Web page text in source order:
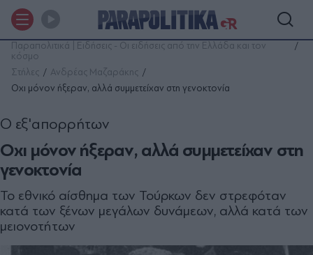
Παραπολιτικά | Ειδήσεις - Οι ειδήσεις από την Ελλάδα και τον
κόσμο
Στήλες
Ανδρέας Μαζαράκης
Οχι μόνον ήξεραν, αλλά συμμετείχαν στη γενοκτονία
Οχι μόνον ήξεραν, αλλά συμμετείχαν στη
γενοκτονία
O εξ'απορρήτων
Το εθνικό αίσθημα των Τούρκων δεν στρεφόταν
κατά των ξένων μεγάλων δυνάμεων, αλλά κατά των
μειονοτήτων